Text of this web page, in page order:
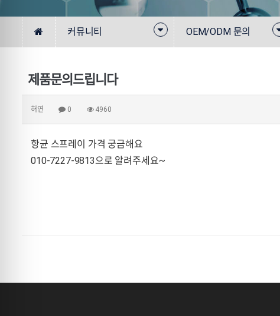
커뮤니티 OEM/ODM 문의
제품문의드립니다
허연 0 4960
항균 스프레이 가격 궁금해요
010-7227-9813으로 알려주세요~